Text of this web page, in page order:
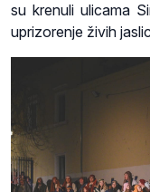
su krenuli ulicama
uprizorenje živih